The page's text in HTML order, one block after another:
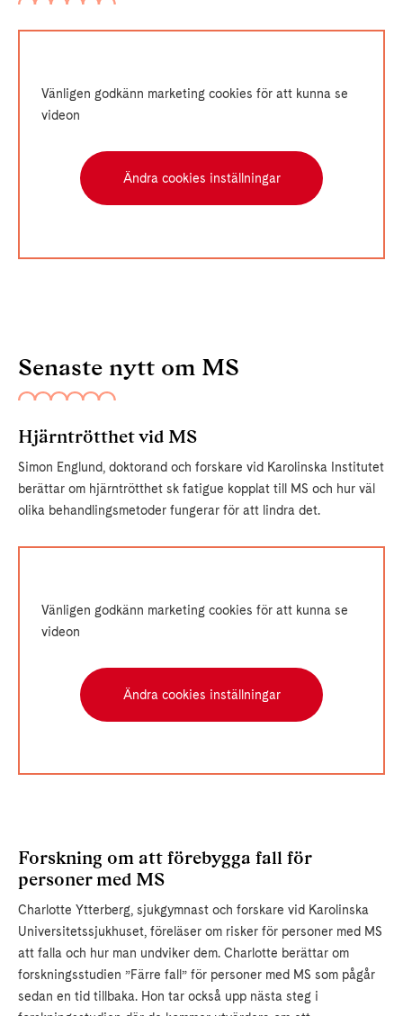
Vänligen godkänn marketing cookies för att kunna se
videon
Ändra cookies inställningar
Senaste nytt om MS
Hjärntrötthet vid MS
Simon Englund, doktorand och forskare vid Karolinska Institutet
berättar om hjärntrötthet sk fatigue kopplat till MS och hur väl
olika behandlingsmetoder fungerar för att lindra det.
Vänligen godkänn marketing cookies för att kunna se
videon
Ändra cookies inställningar
Forskning om att förebygga fall för
personer med MS
Charlotte Ytterberg, sjukgymnast och forskare vid Karolinska
Universitetssjukhuset, föreläser om risker för personer med MS
att falla och hur man undviker dem. Charlotte berättar om
forskningsstudien ”Färre fall” för personer med MS som pågår
sedan en tid tillbaka. Hon tar också upp nästa steg i